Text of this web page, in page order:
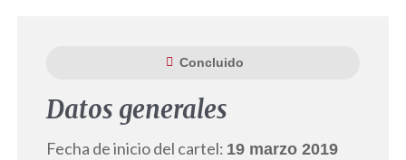
Concluido
Datos generales
Fecha de inicio del cartel: 19 marzo 2019